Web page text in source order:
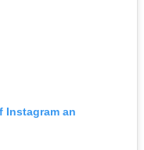
Instagram an